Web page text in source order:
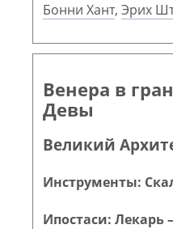
Бонни Хант, Эрих
Венера в
Девы
Великий
Инструменты:
Ипостаси: Лекарь